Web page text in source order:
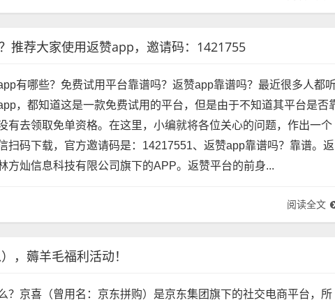
推荐大家使用返赞app，邀请码：1421755
有哪些？免费试用平台靠谱吗？返赞app靠谱吗？最近很多人都听
，都知道这是一款免费试用的平台，但是由于不知道其平台是否靠
有去领取免单资格。在这里，小编就将各位关心的问题，作出一个
，薅羊毛福利活动！